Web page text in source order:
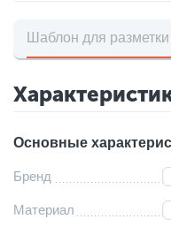
Шаблон для
Основные
Бренд
Материал